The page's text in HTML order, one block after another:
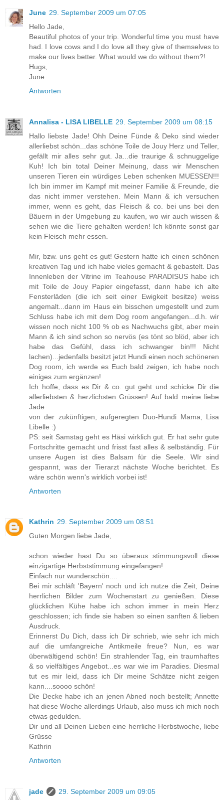
June 29. September 2009 um 07:05
Hello Jade,
Beautiful photos of your trip. Wonderful time you must have
had. I love cows and I do love all they give of themselves to
make our lives better. What would we do without them?!
Hugs,
June
Antworten
Annalisa - LISA LIBELLE 29. September 2009 um 08:15
Hallo liebste Jade! Ohh Deine Fünde & Deko sind wieder
allerliebst schön...das schöne Toile de Jouy Herz und Teller,
gefällt mir alles sehr gut. Ja...die traurige & schnuggelige
Kuh! Ich bin total Deiner Meinung, dass wir Menschen
unseren Tieren ein würdiges Leben schenken MUESSEN!!!
Ich bin immer im Kampf mit meiner Familie & Freunde, die
das nicht immer verstehen. Mein Mann & ich versuchen
immer, wenn es geht, das Fleisch & co. bei uns bei den
Bäuern in der Umgebung zu kaufen, wo wir auch wissen &
sehen wie die Tiere gehalten werden! Ich könnte sonst gar
kein Fleisch mehr essen.
Mir, bzw. uns geht es gut! Gestern hatte ich einen schönen
kreativen Tag und ich habe vieles gemacht & gebastelt. Das
Innenleben der Vitrine im Teahouse PARADISUS habe ich
mit Toile de Jouy Papier eingefasst, dann habe ich alte
Fensterläden (die ich seit einer Ewigkeit besitze) weiss
angemalt...dann im Haus ein bisschen umgestellt und zum
Schluss habe ich mit dem Dog room angefangen...d.h. wir
wissen noch nicht 100 % ob es Nachwuchs gibt, aber mein
Mann & ich sind schon so nervös (es tönt so blöd, aber ich
habe das Gefühl, dass ich schwanger bin!!! Nicht
lachen)...jedenfalls besitzt jetzt Hundi einen noch schöneren
Dog room, ich werde es Euch bald zeigen, ich habe noch
einiges zum ergänzen!
Ich hoffe, dass es Dir & co. gut geht und schicke Dir die
allerliebsten & herzlichsten Grüssen! Auf bald meine liebe
Jade
von der zukünftigen, aufgeregten Duo-Hundi Mama, Lisa
Libelle :)
PS: seit Samstag geht es Häsi wirklich gut. Er hat sehr gute
Fortschritte gemacht und frisst fast alles & selbständig. Für
unsere Augen ist dies Balsam für die Seele. WIr sind
gespannt, was der Tierarzt nächste Woche berichtet. Es
wäre schön wenn's wirklich vorbei ist!
Antworten
Kathrin 29. September 2009 um 08:51
Guten Morgen liebe Jade,
schon wieder hast Du so überaus stimmungsvoll diese
einzigartige Herbststimmung eingefangen!
Einfach nur wunderschön....
Bei mir schläft 'Bayern' noch und ich nutze die Zeit, Deine
herrlichen Bilder zum Wochenstart zu genießen. Diese
glücklichen Kühe habe ich schon immer in mein Herz
geschlossen; ich finde sie haben so einen sanften & lieben
Ausdruck.
Erinnerst Du Dich, dass ich Dir schrieb, wie sehr ich mich
auf die umfangreiche Antikmeile freue? Nun, es war
überwältigend schön! Ein strahlender Tag, ein traumhaftes
& so vielfältiges Angebot...es war wie im Paradies. Diesmal
tut es mir leid, dass ich Dir meine Schätze nicht zeigen
kann....soooo schön!
Die Decke habe ich an jenen Abned noch bestellt; Annette
hat diese Woche allerdings Urlaub, also muss ich mich noch
etwas gedulden.
Dir und all Deinen Lieben eine herrliche Herbstwoche, liebe
Grüsse
Kathrin
Antworten
jade
29. September 2009 um 09:05